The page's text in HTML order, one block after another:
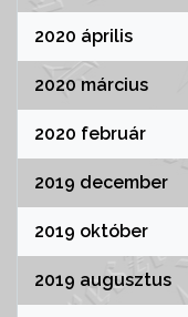
2020 április
2020 március
2020 február
2019 december
2019 október
2019 augusztus